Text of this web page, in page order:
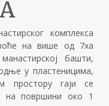
комплекса
на више од 7ха
башти,
у пластеницима,
простору гаји се
на површини око 1